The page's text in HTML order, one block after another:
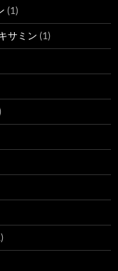
(1)
サミン (1)